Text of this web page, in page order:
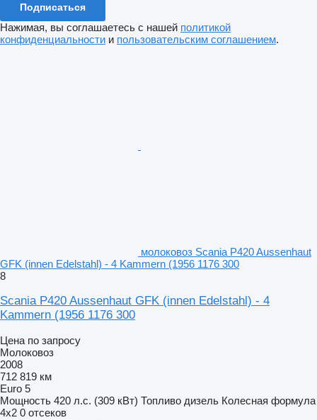
Подписаться
Нажимая, вы соглашаетесь с нашей политикой
конфиденциальности и пользовательским соглашением.
молоковоз Scania P420 Aussenhaut
GFK (innen Edelstahl) - 4 Kammern (1956 1176 300
8
Scania P420 Aussenhaut GFK (innen Edelstahl) - 4
Kammern (1956 1176 300
Цена по запросу
Молоковоз
2008
712 819 км
Euro 5
Мощность 420 л.с. (309 кВт) Топливо дизель Колесная формула
4x2 0 отсеков